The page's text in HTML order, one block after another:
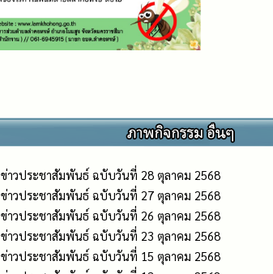
ข่าวประชาสัมพันธ์ ฉบับวันที่ 28 ตุลาคม 2568
ข่าวประชาสัมพันธ์ ฉบับวันที่ 27 ตุลาคม 2568
ข่าวประชาสัมพันธ์ ฉบับวันที่ 26 ตุลาคม 2568
ข่าวประชาสัมพันธ์ ฉบับวันที่ 23 ตุลาคม 2568
ข่าวประชาสัมพันธ์ ฉบับวันที่ 15 ตุลาคม 2568